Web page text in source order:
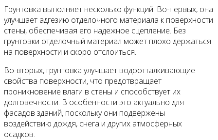
Грунтовка выполняет несколько функций. Во-первых, она
улучшает адгезию отделочного материала к поверхности
стены, обеспечивая его надежное сцепление. Без
грунтовки отделочный материал может плохо держаться
на поверхности и скоро отслоиться.
Во-вторых, грунтовка улучшает водоотталкивающие
свойства поверхности, что предотвращает
проникновение влаги в стены и способствует их
долговечности. В особенности это актуально для
фасадов зданий, поскольку они подвержены
воздействию дождя, снега и других атмосферных
осадков.